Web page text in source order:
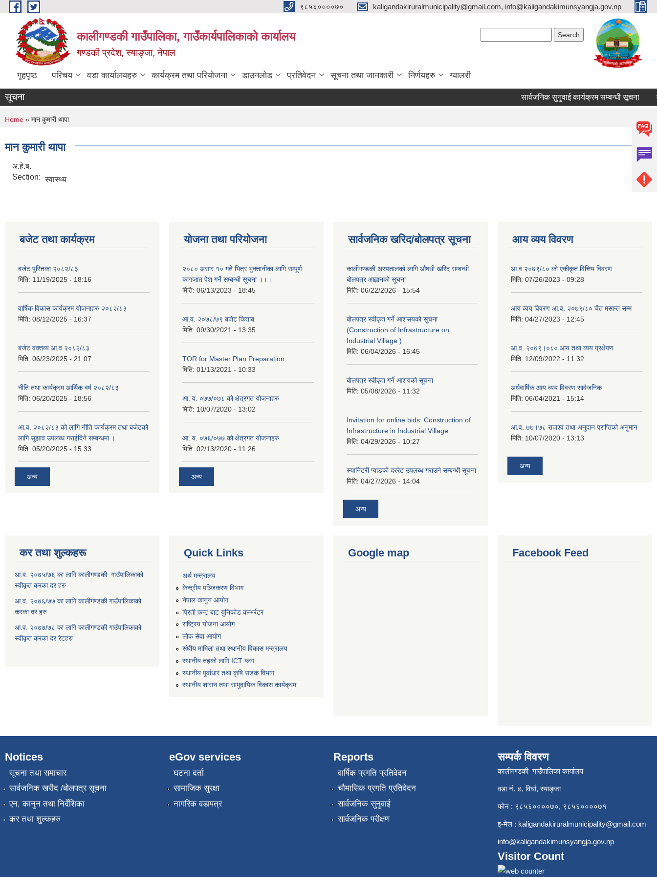
Skip to main content ९८५६००००७० kaligandakiruralmunicipality@gmail.com, info@kaligandakimunsyangja.gov.np
कालीगण्डकी गाउँपालिका, गाउँकार्यपालिकाको कार्यालय
गण्डकी प्रदेश, स्याङ्जा, नेपाल
गृहपृष्ठ परिचय वडा कार्यालयहरु कार्यक्रम तथा परियोजना डाउनलोड प्रतिवेदन सूचना तथा जानकारी निर्णयहरु ग्यालरी
सूचना सार्वजनिक सुनुवाई कार्यक्रम सम्बन्धी सूचना
You are here
Home » मान कुमारी थापा
मान कुमारी थापा
अ.हे.ब.
Section: स्वास्थ्य
बजेट तथा कार्यक्रम
बजेट पुस्तिका २०८२/८३
मिति: 11/19/2025 - 18:16
वार्षिक विकास कार्यक्रम योजनाहरु २०८२/८३
मिति: 08/12/2025 - 16:37
बजेट वक्तव्य आ.व २०८२/८३
मिति: 06/23/2025 - 21:07
नीति तथा कार्यक्रम आर्थिक वर्ष २०८२/८३
मिति: 06/20/2025 - 18:56
आ.व. २०८२/८३ को लागि नीति कार्यक्रम तथा बजेटको
लागि सुझाव उपलब्ध गराईदिने सम्बन्धमा ।
मिति: 05/20/2025 - 15:33
अन्य
योजना तथा परियोजना
२०८० असार १० गते भित्र भुक्तानीका लागि सम्पूर्ण
कागजात पेश गर्ने सम्बन्धी सूचना ।।।
मिति: 06/13/2023 - 18:45
आ.व. २०७८/७९ बजेट किताब
मिति: 09/30/2021 - 13:35
TOR for Master Plan Preparation
मिति: 01/13/2021 - 10:33
आ. व. ०७७/०७८ को क्षेत्रगत योजनाहरु
मिति: 10/07/2020 - 13:02
आ. व. ०७६/०७७ को क्षेत्रगत योजनाहरु
मिति: 02/13/2020 - 11:26
अन्य
सार्वजनिक खरिद/बोलपत्र सूचना
कालीगण्डकी अस्पतालको लागि औषधी खरिद सम्बन्धी
बोलपत्र आह्वानको सूचना
मिति: 06/22/2026 - 15:54
बोलपत्र स्वीकृत गर्ने आशसयको सूचना
(Construction of Infrastructure on
Industrial Village )
मिति: 06/04/2026 - 16:45
बोलपत्र स्वीकृत गर्ने आशयको सूचना
मिति: 05/08/2026 - 11:32
Invitation for online bids: Construction of
Infrastructure in Industrial Village
मिति: 04/29/2026 - 10:27
स्यानिटरी प्याडको दररेट उपलब्ध गराउने सम्बन्धी सूचना
मिति: 04/27/2026 - 14:04
अन्य
आय व्यय विवरण
आ.व २०७९/८० को एकीकृत वित्तिय विवरण
मिति: 07/26/2023 - 09:28
आय व्यय विवरण आ.व. २०७९/८० चैत मसान्त सम्म
मिति: 04/27/2023 - 12:45
आ.व. २०७९।०८० आय तथा व्यय प्रक्षेपण
मिति: 12/09/2022 - 11:32
अर्धवार्षिक आय व्यय विवरण सार्वजनिक
मिति: 06/04/2021 - 15:14
आ.व. ७७।७८ राजश्व तथा अनुदान प्राप्तिको अनुमान
मिति: 10/07/2020 - 13:13
अन्य
कर तथा शुल्कहरू
आ.व. २०७५/७६ का लागि कालीगण्डकी गाउँपालिकाको
स्वीकृत करका दर हरु
आ.व. २०७६/७७ का लागि कालीगण्डकी गाउँपालिकाको
करका दर हरु
आ.व. २०७७/७८ का लागि कालीगण्डकी गाउँपालिकाको
स्वीकृत करका दर रेटहरु
Quick Links
अर्थ मन्त्रालय
केन्द्रीय पञ्जिकरण विभाग
नेपाल कानुन आयोग
प्रिती फन्ट बाट युनिकोड कन्भर्रटर
राष्ट्रिय योजना आयोग
लोक सेवा आयोग
संघीय मामिला तथा स्थानीय विकास मन्त्रालय
स्थानीय तहको लागि ICT ब्लग
स्थानीय पूर्वाधार तथा कृषि सडक विभाग
स्थानीय शासन तथा सामुदायिक विकास कार्यक्रम
Google map Facebook Feed
Notices
सूचना तथा समाचार
सार्वजनिक खरीद /बोलपत्र सूचना
एन, कानुन तथा निर्देशिका
कर तथा शुल्कहरु
eGov services
घटना दर्ता
सामाजिक सुरक्षा
नागरिक वडापत्र
Reports
वार्षिक प्रगति प्रतिवेदन
चौमासिक प्रगति प्रतिवेदन
सार्वजनिक सुनुवाई
सार्वजनिक परीक्षण
सम्पर्क विवरण
कालीगण्डकी गाउँपालिका कार्यालय
वडा नं. ४, विर्घा, स्याङ्जा
फोन : ९८५६००००७०, ९८५६००००७१
इ-मेल : kaligandakiruralmunicipality@gmail.com
info@kaligandakimunsyangja.gov.np
Visitor Count